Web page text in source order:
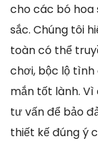
cho các bó hoa
sắc. Chúng tôi
toàn có thể
chơi, bộc lộ
mắn tốt lành. Vì
tư vấn để bảo
thiết kế đúng ý